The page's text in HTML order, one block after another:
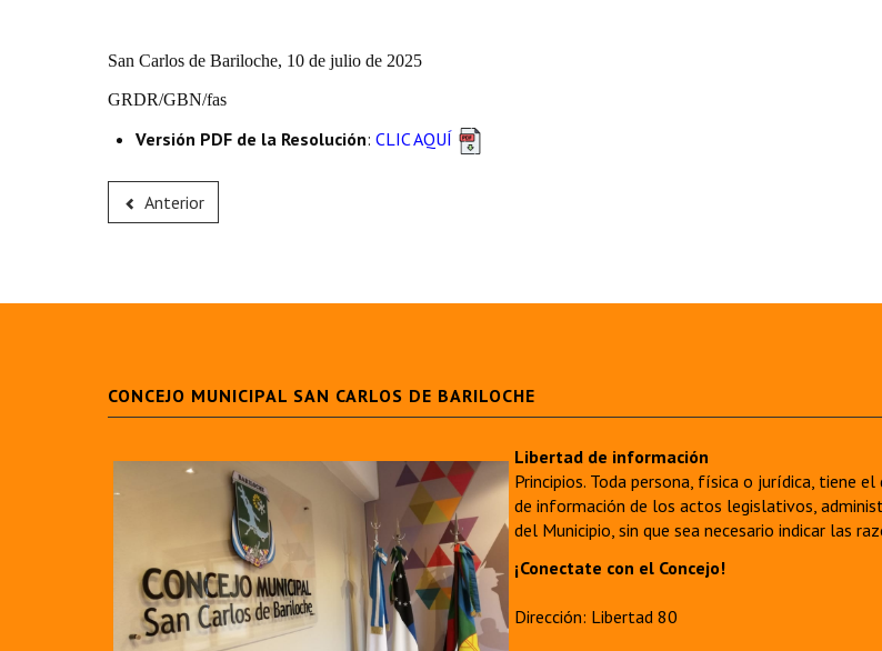
San Carlos de Bariloche, 10 de julio de 2025
GRDR/GBN/fas
Versión PDF de la Resolución: CLIC AQUÍ
Anterior
CONCEJO MUNICIPAL SAN CARLOS DE BARILOCHE
Libertad de información
Principios. Toda persona, física o jurídica, tiene
de información de los actos legislativos,
del Municipio, sin que sea necesario indicar las
¡Conectate con el Concejo!
Dirección: Libertad 80